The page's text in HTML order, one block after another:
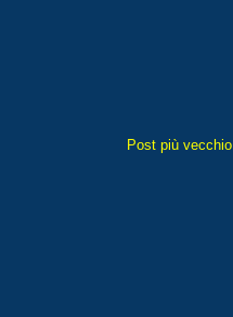
Post più vecchio